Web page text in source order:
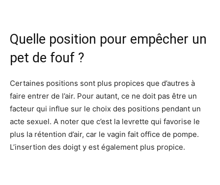
Quelle position pour empêcher un
pet de fouf ?
Certaines positions sont plus propices que d’autres à
faire entrer de l’air. Pour autant, ce ne doit pas être un
facteur qui influe sur le choix des positions pendant un
acte sexuel. A noter que c’est la levrette qui favorise le
plus la rétention d’air, car le vagin fait office de pompe.
L’insertion des doigt y est également plus propice.